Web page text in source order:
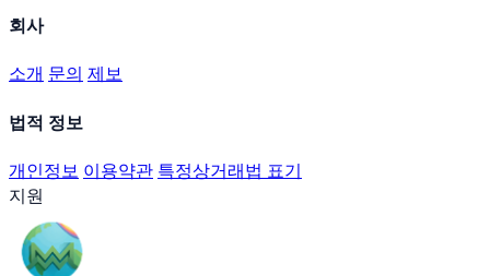
회사
소개 문의 제보
법적 정보
개인정보 이용약관 특정상거래법 표기
지원